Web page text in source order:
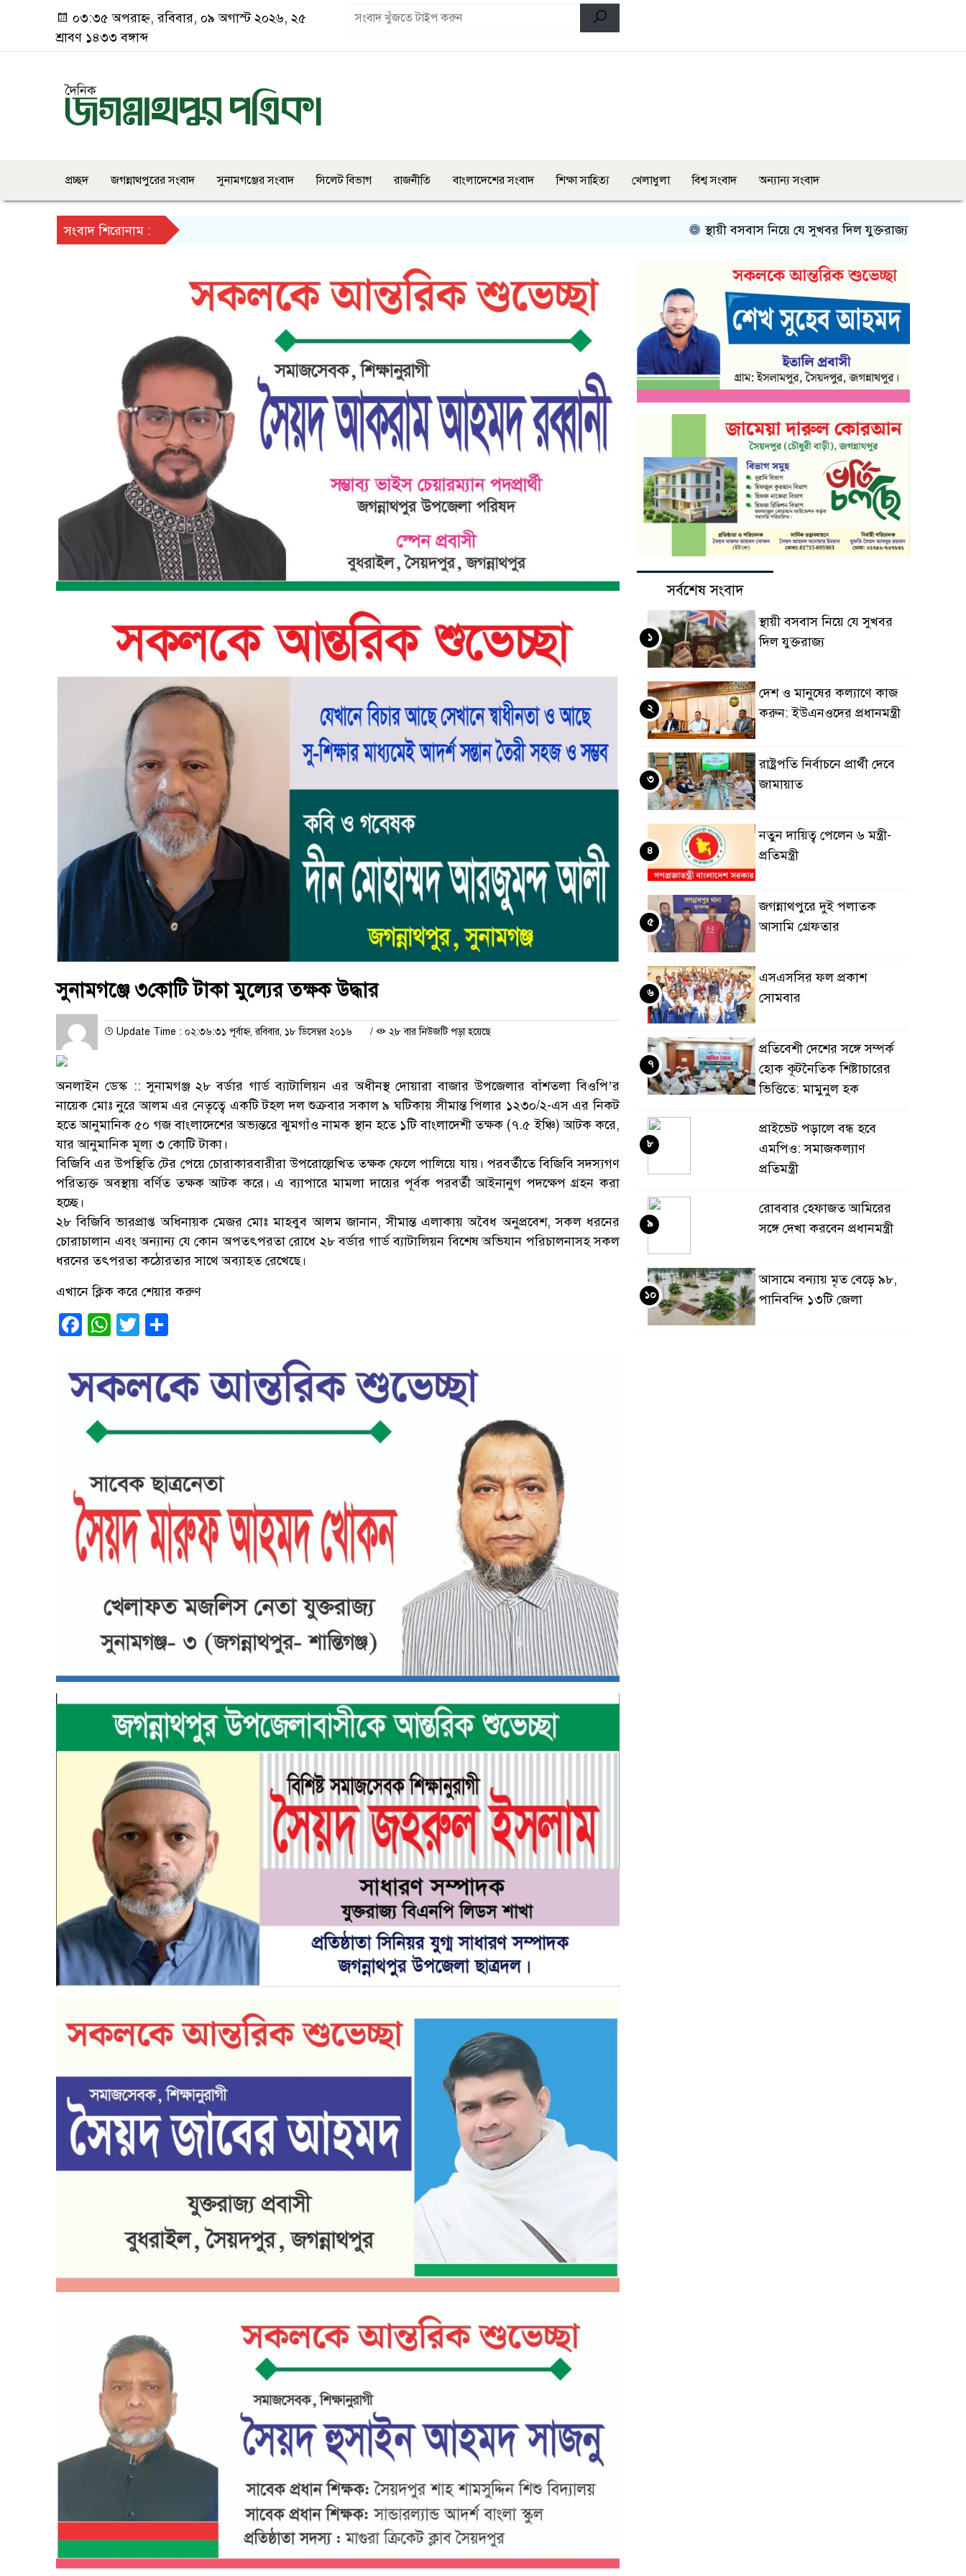
০৩:৩৫ অপরাহ্ন, রবিবার, ০৯ অগাস্ট ২০২৬, ২৫
শ্রাবণ ১৪৩৩ বঙ্গাব্দ
প্রচ্ছদ জগন্নাথপুরের সংবাদ সুনামগঞ্জের সংবাদ সিলেট বিভাগ রাজনীতি বাংলাদেশের সংবাদ শিক্ষা সাহিত্য খেলাধুলা বিশ্ব সংবাদ অন্যান্য সংবাদ
সংবাদ শিরোনাম : স্থায়ী বসবাস নিয়ে যে সুখবর দিল যুক্তরাজ্য দেশ ও মানুষের
সুনামগঞ্জে ৩কোটি টাকা মুল্যের তক্ষক উদ্ধার
Update Time : ০২:৩৬:৩১ পূর্বাহ্ন, রবিবার, ১৮ ডিসেম্বর ২০১৬ / ২৮ বার নিউজটি পড়া হয়েছে
অনলাইন ডেস্ক :: সুনামগঞ্জ ২৮ বর্ডার গার্ড ব্যাটালিয়ন এর অধীনস্থ দোয়ারা বাজার উপজেলার বাঁশতলা বিওপি’র
নায়েক মোঃ নুরে আলম এর নেতৃত্বে একটি টহল দল শুক্রবার সকাল ৯ ঘটিকায় সীমান্ত পিলার ১২৩০/২-এস এর নিকট
হতে আনুমানিক ৫০ গজ বাংলাদেশের অভ্যন্তরে ঝুমগাঁও নামক স্থান হতে ১টি বাংলাদেশী তক্ষক (৭.৫ ইঞ্চি) আটক করে,
যার আনুমানিক মূল্য ৩ কোটি টাকা।
বিজিবি এর উপস্থিতি টের পেয়ে চোরাকারবারীরা উপরোল্লেখিত তক্ষক ফেলে পালিয়ে যায়। পরবর্তীতে বিজিবি সদস্যগণ
পরিত্যক্ত অবস্থায় বর্ণিত তক্ষক আটক করে। এ ব্যাপারে মামলা দায়ের পূর্বক পরবর্তী আইনানুগ পদক্ষেপ গ্রহন করা
হচ্ছে।
২৮ বিজিবি ভারপ্রাপ্ত অধিনায়ক মেজর মোঃ মাহবুব আলম জানান, সীমান্ত এলাকায় অবৈধ অনুপ্রবেশ, সকল ধরনের
চোরাচালান এবং অন্যান্য যে কোন অপতৎপরতা রোধে ২৮ বর্ডার গার্ড ব্যাটালিয়ন বিশেষ অভিযান পরিচালনাসহ সকল
ধরনের তৎপরতা কঠোরতার সাথে অব্যাহত রেখেছে।
এখানে ক্লিক করে শেয়ার করুণ
Facebook
WhatsApp
Twitter
সর্বশেষ সংবাদ
স্থায়ী বসবাস নিয়ে যে সুখবর
দিল যুক্তরাজ্য
১
দেশ ও মানুষের কল্যাণে কাজ
করুন: ইউএনওদের প্রধানমন্ত্রী
২
রাষ্ট্রপতি নির্বাচনে প্রার্থী দেবে
জামায়াত
৩
নতুন দায়িত্ব পেলেন ৬ মন্ত্রী-
প্রতিমন্ত্রী
৪
জগন্নাথপুরে দুই পলাতক
আসামি গ্রেফতার
৫
এসএসসির ফল প্রকাশ
সোমবার
৬
প্রতিবেশী দেশের সঙ্গে সম্পর্ক
হোক কূটনৈতিক শিষ্টাচারের
ভিত্তিতে: মামুনুল হক
৭
প্রাইভেট পড়ালে বন্ধ হবে
এমপিও: সমাজকল্যাণ
প্রতিমন্ত্রী
৮
রোববার হেফাজত আমিরের
সঙ্গে দেখা করবেন প্রধানমন্ত্রী
৯
আসামে বন্যায় মৃত বেড়ে ৯৮,
পানিবন্দি ১৩টি জেলা
১০